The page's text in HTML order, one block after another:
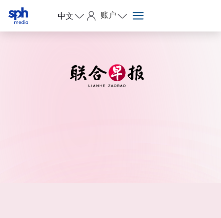
中文 账户